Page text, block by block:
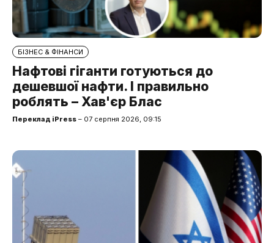
БІЗНЕС & ФІНАНСИ
Нафтові гіганти готуються до
дешевшої нафти. І правильно
роблять – Хав'єр Блас
Переклад iPress – 07 серпня 2026, 09:15